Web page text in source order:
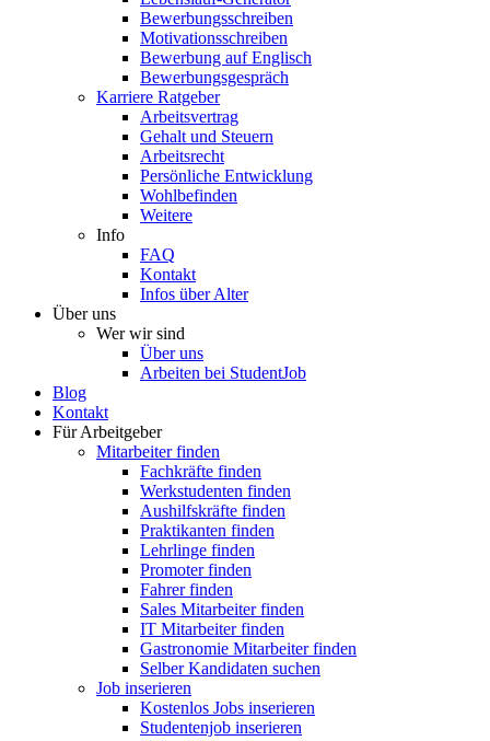
Bewerbungsschreiben
Motivationsschreiben
Bewerbung auf Englisch
Bewerbungsgespräch
Karriere Ratgeber
Arbeitsvertrag
Gehalt und Steuern
Arbeitsrecht
Persönliche Entwicklung
Wohlbefinden
Weitere
Info
FAQ
Kontakt
Infos über Alter
Über uns
Wer wir sind
Über uns
Arbeiten bei StudentJob
Blog
Kontakt
Für Arbeitgeber
Mitarbeiter finden
Fachkräfte finden
Werkstudenten finden
Aushilfskräfte finden
Praktikanten finden
Lehrlinge finden
Promoter finden
Fahrer finden
Sales Mitarbeiter finden
IT Mitarbeiter finden
Gastronomie Mitarbeiter finden
Selber Kandidaten suchen
Job inserieren
Kostenlos Jobs inserieren
Studentenjob inserieren